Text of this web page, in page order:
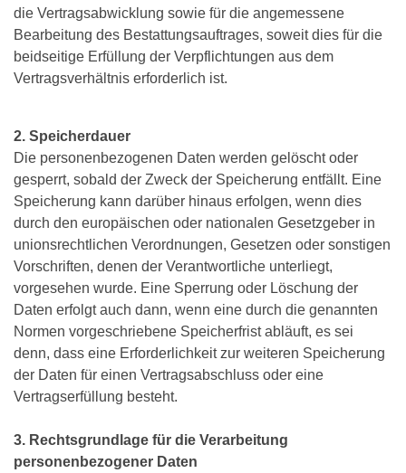
die Vertragsabwicklung sowie für die angemessene
Bearbeitung des Bestattungsauftrages, soweit dies für die
beidseitige Erfüllung der Verpflichtungen aus dem
Vertragsverhältnis erforderlich ist.
2. Speicherdauer
Die personenbezogenen Daten werden gelöscht oder
gesperrt, sobald der Zweck der Speicherung entfällt. Eine
Speicherung kann darüber hinaus erfolgen, wenn dies
durch den europäischen oder nationalen Gesetzgeber in
unionsrechtlichen Verordnungen, Gesetzen oder sonstigen
Vorschriften, denen der Verantwortliche unterliegt,
vorgesehen wurde. Eine Sperrung oder Löschung der
Daten erfolgt auch dann, wenn eine durch die genannten
Normen vorgeschriebene Speicherfrist abläuft, es sei
denn, dass eine Erforderlichkeit zur weiteren Speicherung
der Daten für einen Vertragsabschluss oder eine
Vertragserfüllung besteht.
3. Rechtsgrundlage für die Verarbeitung
personenbezogener Daten